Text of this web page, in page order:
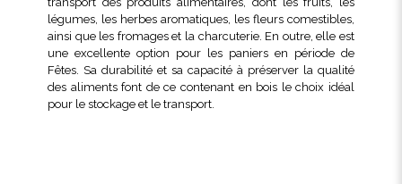
légumes, les herbes aromatiques, les fleurs comestibles,
ainsi que les fromages et la charcuterie. En outre, elle est
une excellente option pour les paniers en période de
Fêtes. Sa durabilité et sa capacité à préserver la qualité
des aliments font de ce contenant en bois le choix idéal
pour le stockage et le transport.